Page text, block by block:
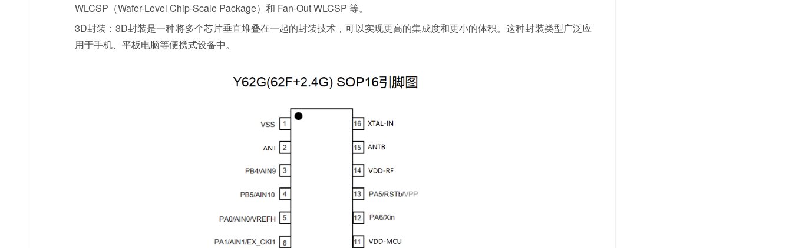
WLCSP（Wafer-Level Chip-Scale Package）和 Fan-Out WLCSP 等。
3D封装：3D封装是一种将多个芯片垂直堆叠在一起的封装技术，可以实现更高的集成度和更小的体积。这种封装类型广泛应
用于手机、平板电脑等便携式设备中。